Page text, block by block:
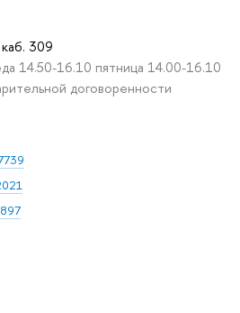
309
14.50-16.10 пятница 14.00-16.10
договоренности